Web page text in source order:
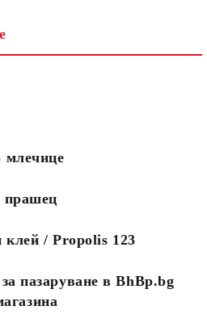
млечице
прашец
клей / Propolis 123
пазаруване в BhBp.bg